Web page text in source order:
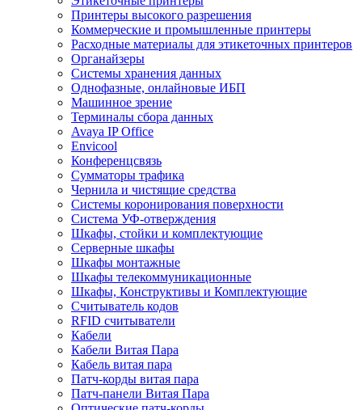
Принтеры высокого разрешения
Коммерческие и промышленные принтеры
Расходные материалы для этикеточных принтеров
Органайзеры
Системы хранения данных
Однофазные, онлайновые ИБП
Машинное зрение
Терминалы сбора данных
Avaya IP Office
Envicool
Конференцсвязь
Сумматоры трафика
Чернила и чистящие средства
Системы коронирования поверхности
Cистема УФ-отверждения
Шкафы, стойки и комплектующие
Серверные шкафы
Шкафы монтажные
Шкафы телекоммуникационные
Шкафы, Конструктивы и Комплектующие
Считыватель кодов
RFID считыватели
Кабели
Кабели Витая Пара
Кабель витая пара
Патч-корды витая пара
Патч-панели Витая Пара